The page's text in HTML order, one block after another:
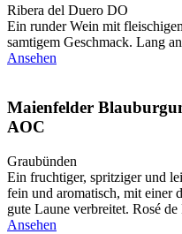
Ribera del Duero DO
Ein runder Wein mit
samtigem Geschmack. Lang
Ansehen
Maienfelder
AOC
Graubünden
Ein fruchtiger, spritziger und
fein und aromatisch, mit einer
gute Laune verbreitet. Rosé
Ansehen